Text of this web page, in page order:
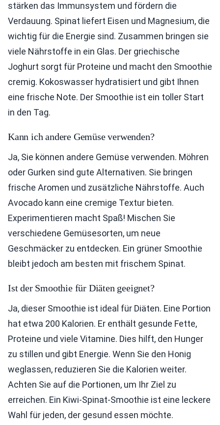
stärken das Immunsystem und fördern die
Verdauung. Spinat liefert Eisen und Magnesium, die
wichtig für die Energie sind. Zusammen bringen sie
viele Nährstoffe in ein Glas. Der griechische
Joghurt sorgt für Proteine und macht den Smoothie
cremig. Kokoswasser hydratisiert und gibt Ihnen
eine frische Note. Der Smoothie ist ein toller Start
in den Tag.
Kann ich andere Gemüse verwenden?
Ja, Sie können andere Gemüse verwenden. Möhren
oder Gurken sind gute Alternativen. Sie bringen
frische Aromen und zusätzliche Nährstoffe. Auch
Avocado kann eine cremige Textur bieten.
Experimentieren macht Spaß! Mischen Sie
verschiedene Gemüsesorten, um neue
Geschmäcker zu entdecken. Ein grüner Smoothie
bleibt jedoch am besten mit frischem Spinat.
Ist der Smoothie für Diäten geeignet?
Ja, dieser Smoothie ist ideal für Diäten. Eine Portion
hat etwa 200 Kalorien. Er enthält gesunde Fette,
Proteine und viele Vitamine. Dies hilft, den Hunger
zu stillen und gibt Energie. Wenn Sie den Honig
weglassen, reduzieren Sie die Kalorien weiter.
Achten Sie auf die Portionen, um Ihr Ziel zu
erreichen. Ein Kiwi-Spinat-Smoothie ist eine leckere
Wahl für jeden, der gesund essen möchte.